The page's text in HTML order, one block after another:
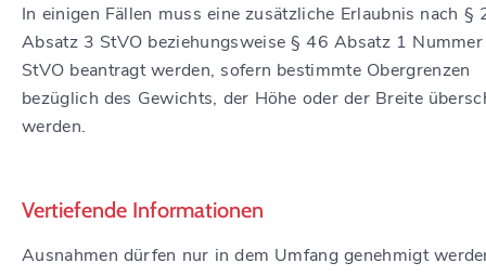
In einigen Fällen muss eine zusätzliche Erlaubnis nach §
Absatz 3 StVO beziehungsweise § 46 Absatz 1
StVO beantragt werden, sofern bestimmte Obergrenzen
bezüglich des Gewichts, der Höhe oder der Breite
werden.
Vertiefende Informationen
Ausnahmen dürfen nur in dem Umfang genehmigt